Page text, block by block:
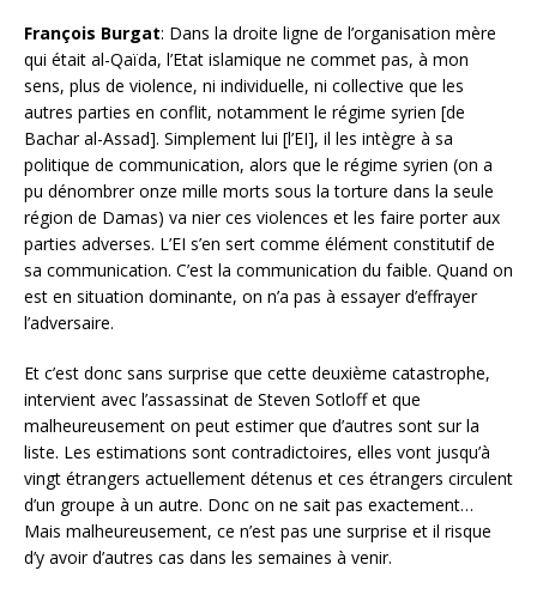
François Burgat: Dans la droite ligne de l’organisation mère
qui était al-Qaïda, l’Etat islamique ne commet pas, à mon
sens, plus de violence, ni individuelle, ni collective que les
autres parties en conflit, notamment le régime syrien [de
Bachar al-Assad]. Simplement lui [l’EI], il les intègre à sa
politique de communication, alors que le régime syrien (on a
pu dénombrer onze mille morts sous la torture dans la seule
région de Damas) va nier ces violences et les faire porter aux
parties adverses. L’EI s’en sert comme élément constitutif de
sa communication. C’est la communication du faible. Quand on
est en situation dominante, on n’a pas à essayer d’effrayer
l’adversaire.
Et c’est donc sans surprise que cette deuxième catastrophe,
intervient avec l’assassinat de Steven Sotloff et que
malheureusement on peut estimer que d’autres sont sur la
liste. Les estimations sont contradictoires, elles vont jusqu’à
vingt étrangers actuellement détenus et ces étrangers circulent
d’un groupe à un autre. Donc on ne sait pas exactement…
Mais malheureusement, ce n’est pas une surprise et il risque
d’y avoir d’autres cas dans les semaines à venir.